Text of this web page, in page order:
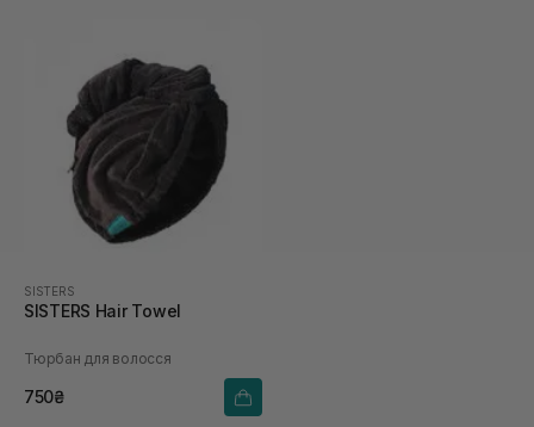
SISTERS
SISTERS Hair Towel
Тюрбан для волосся
750₴